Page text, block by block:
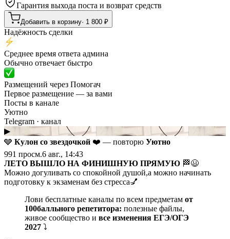
Гарантия выхода поста и возврат средств
Добавить в корзину· 1 800 ₽
Надёжность сделки
Среднее время ответа админа
Обычно отвечает быстро
Размещений через Помогач
Первое размещение — за вами
Посты в канале
Уютно
Telegram · канал
▶
🩶 Кулон со звездочкой ❤️ — повторю Уютно
991 просм.6 авг., 14:43
ЛЕТО ВЫШЛО НА ФИНИШНУЮ ПРЯМУЮ 🏁😃
Можно догуливать со спокойной душой,а можно начинать
подготовку к экзаменам без стресса💅
Лови бесплатные каналы по всем предметам от
100балльного репетитора: полезные файлы,
живое сообщество и все изменения ЕГЭ/ОГЭ
2027 ⤵️